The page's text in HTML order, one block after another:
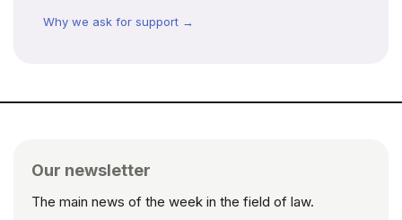
Why we ask for support →
Our newsletter
The main news of the week in the field of law.